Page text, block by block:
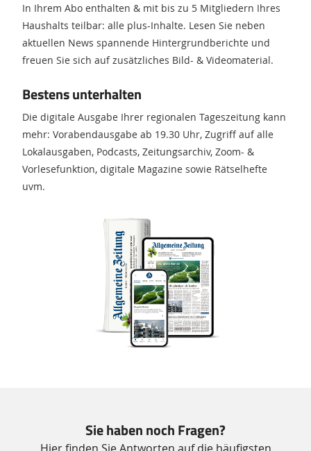
In Ihrem Abo enthalten & mit bis zu 5 Mitgliedern Ihres
Haushalts teilbar: alle plus-Inhalte. Lesen Sie neben
aktuellen News spannende Hintergrundberichte und
freuen Sie sich auf zusätzliches Bild- & Videomaterial.
Bestens unterhalten
Die digitale Ausgabe Ihrer regionalen Tageszeitung kann
mehr: Vorabendausgabe ab 19.30 Uhr, Zugriff auf alle
Lokalausgaben, Podcasts, Zeitungsarchiv, Zoom- &
Vorlesefunktion, digitale Magazine sowie Rätselhefte
uvm.
Sie haben noch Fragen?